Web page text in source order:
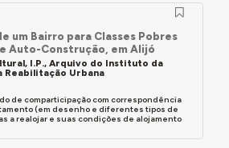
um Bairro para Classes Pobres
Auto-Construção, em Alijó
I.P., Arquivo do Instituto da
Reabilitação Urbana
de comparticipação com correspondência
(em desenho e diferentes tipos de
a realojar e suas condições de alojamento